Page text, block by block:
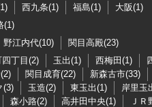
西九条(1) 福島(1)
大阪(1)
(1)
野江内代(10) 関目高殿(23)
四丁目(2) 玉出(1) 西梅田(1)
関目成育(22) 新森古市(33)
(3) 玉造(2) 東玉出(1) 岸里玉
森小路(2) 高井田中央(1) Ｊ